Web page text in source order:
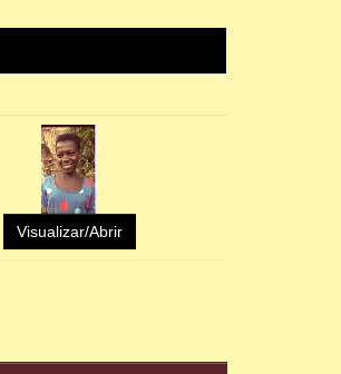
Visualizar/Abrir